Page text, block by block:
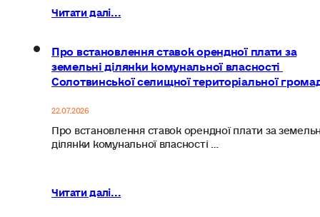
Читати далі...
Про встановлення ставок орендної плати за
земельні ділянки комунальної власності
Солотвинської селищної територіальної
22.07.2026
Про встановлення ставок орендної плати за
ділянки комунальної власності …
Читати далі...